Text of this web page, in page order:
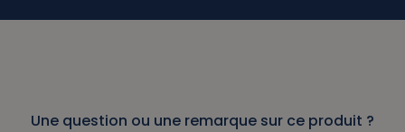
Une question ou une remarque sur ce produit ?